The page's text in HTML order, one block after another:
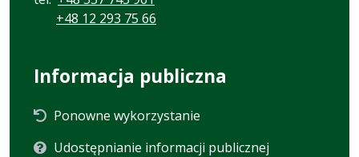
+48 12 293 75 66
Informacja publiczna
Ponowne wykorzystanie
Udostępnianie informacji publicznej